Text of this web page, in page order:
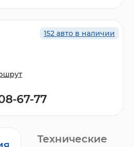
Технические
152 авто в наличии
67-77